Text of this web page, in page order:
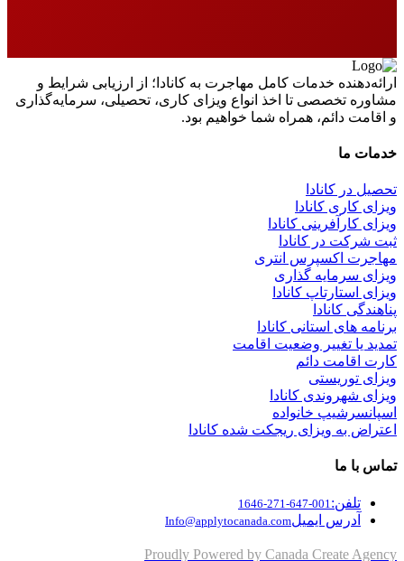
ارائه‌دهنده خدمات کامل مهاجرت به کانادا؛ از ارزیابی شرایط و
مشاوره تخصصی تا اخذ انواع ویزای کاری، تحصیلی، سرمایه‌گذاری
و اقامت دائم، همراه شما خواهیم بود.
خدمات ما
تحصیل در کانادا
ویزای کاری کانادا
ویزای کارآفرینی کانادا
ثبت شرکت در کانادا
مهاجرت اکسپرس انتری
ویزای سرمایه گذاری
ویزای استارتاپ کانادا
پناهندگی کانادا
برنامه های استانی کانادا
تمدید یا تغییر وضعیت اقامت
کارت اقامت دائم
ویزای توریستی
ویزای شهروندی کانادا
اسپانسرشیپ خانواده
اعتراض به ویزای ریجکت شده کانادا
تماس با ما
تلفن: 001-647-271-1646
آدرس ایمیلInfo@applytocanada.com
Proudly Powered by Canada Create Agency